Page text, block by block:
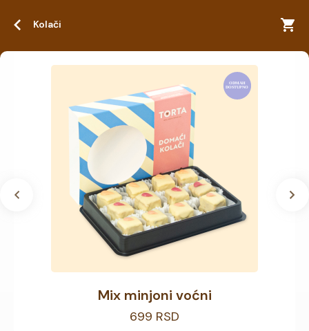
Kolači
Mix minjoni voćni
699 RSD